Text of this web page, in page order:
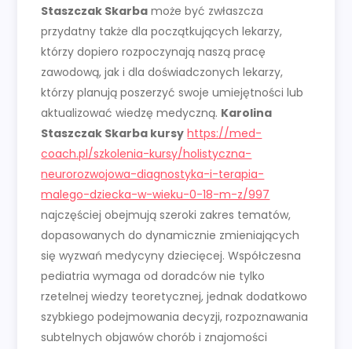
Staszczak Skarba może być zwłaszcza
przydatny także dla początkujących lekarzy,
którzy dopiero rozpoczynają naszą pracę
zawodową, jak i dla doświadczonych lekarzy,
którzy planują poszerzyć swoje umiejętności lub
aktualizować wiedzę medyczną. Karolina
Staszczak Skarba kursy https://med-
coach.pl/szkolenia-kursy/holistyczna-
neurorozwojowa-diagnostyka-i-terapia-
malego-dziecka-w-wieku-0-18-m-z/997
najczęściej obejmują szeroki zakres tematów,
dopasowanych do dynamicznie zmieniających
się wyzwań medycyny dziecięcej. Współczesna
pediatria wymaga od doradców nie tylko
rzetelnej wiedzy teoretycznej, jednak dodatkowo
szybkiego podejmowania decyzji, rozpoznawania
subtelnych objawów chorób i znajomości